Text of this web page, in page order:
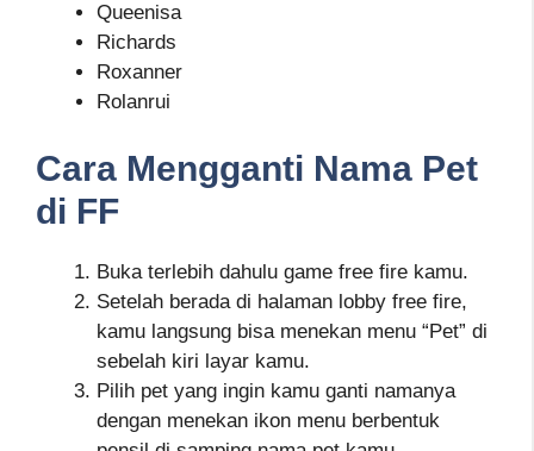
Queenisa
Richards
Roxanner
Rolanrui
Cara Mengganti Nama Pet
di FF
Buka terlebih dahulu game free fire kamu.
Setelah berada di halaman lobby free fire,
kamu langsung bisa menekan menu “Pet” di
sebelah kiri layar kamu.
Pilih pet yang ingin kamu ganti namanya
dengan menekan ikon menu berbentuk